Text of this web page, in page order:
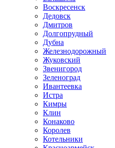
Воскресенск
Дедовск
Дмитров
Долгопрудный
Дубна
Железнодорожный
Жуковский
Звенигород
Зеленоград
Ивантеевка
Истра
Кимры
Клин
Конаково
Королев
Котельники